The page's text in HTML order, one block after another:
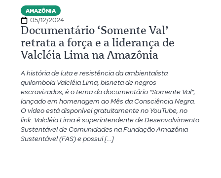
AMAZÔNIA
05/12/2024
Documentário ‘Somente Val’
retrata a força e a liderança de
Valcléia Lima na Amazônia
A história de luta e resistência da ambientalista
quilombola Valcléia Lima, bisneta de negros
escravizados, é o tema do documentário “Somente Val”,
lançado em homenagem ao Mês da Consciência Negra.
O vídeo está disponível gratuitamente no YouTube, no
link. Valcléia Lima é superintendente de Desenvolvimento
Sustentável de Comunidades na Fundação Amazônia
Sustentável (FAS) e possui […]